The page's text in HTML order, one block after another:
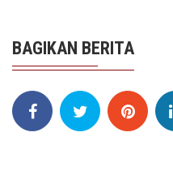
BAGIKAN BERITA